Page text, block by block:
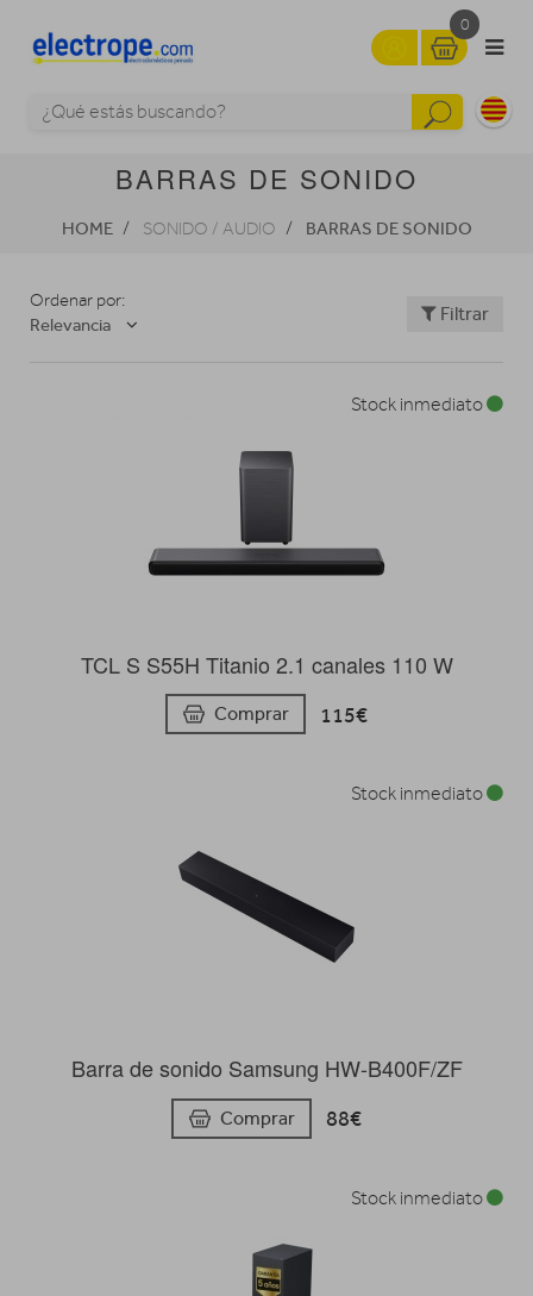
0
BARRAS DE SONIDO
HOME SONIDO / AUDIO BARRAS DE SONIDO
Ordenar por:
Relevancia
Filtrar
TCL S S55H Titanio 2.1 canales 110 W
Comprar 115€
Stock inmediato
Barra de sonido Samsung HW-B400F/ZF
Comprar 88€
Stock inmediato
Stock inmediato